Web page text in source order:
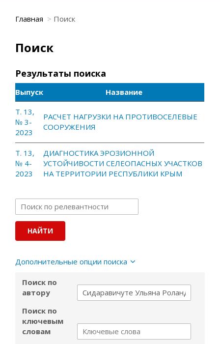
Главная Поиск
Поиск
Результаты поиска
Выпуск
Название
Т. 13,
№ 3-
2023
РАСЧЕТ НАГРУЗКИ НА ПРОТИВОСЕЛЕВЫЕ
СООРУЖЕНИЯ
Т. 13,
№ 4-
2023
ДИАГНОСТИКА ЭРОЗИОННОЙ
УСТОЙЧИВОСТИ СЕЛЕОПАСНЫХ УЧАСТКОВ
НА ТЕРРИТОРИИ РЕСПУБЛИКИ КРЫМ
Дополнительные опции поиска
Поиск по
автору
Поиск по
ключевым
словам